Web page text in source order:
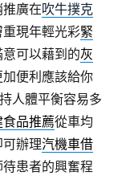
廣在吹牛撲克
現年輕光彩緊
可以藉到的灰
便利應該給你
人體平衡容易多
食品推薦從車均
可辦理汽機車借
患者的興奮程